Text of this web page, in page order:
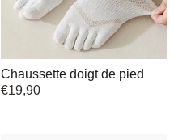
Chaussette doigt de pied
€19,90